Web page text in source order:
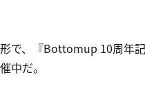
で、『Bottomup 10周年
中だ。